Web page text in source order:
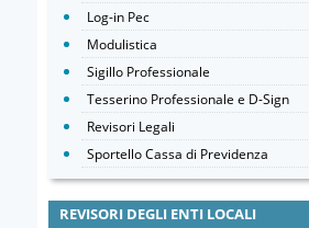
Log-in Pec
Modulistica
Sigillo Professionale
Tesserino Professionale e D-Sign
Revisori Legali
Sportello Cassa di Previdenza
REVISORI DEGLI ENTI LOCALI